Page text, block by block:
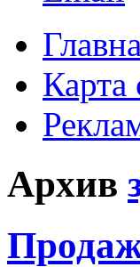
Карта
Архив